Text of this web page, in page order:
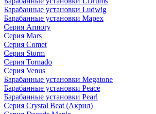
Барабанные установки Ludwig
Барабанные установки Mapex
Серия Armory
Серия Mars
Серия Comet
Серия Storm
Серия Tornado
Серия Venus
Барабанные установки Megatone
Барабанные установки Peace
Барабанные установки Pearl
Серия Crystal Beat (Акрил)